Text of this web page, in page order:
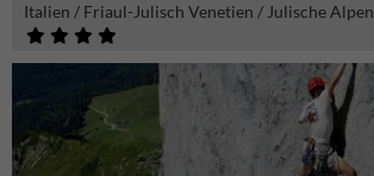
Italien / Friaul-Julisch Venetien / Julische Alpen